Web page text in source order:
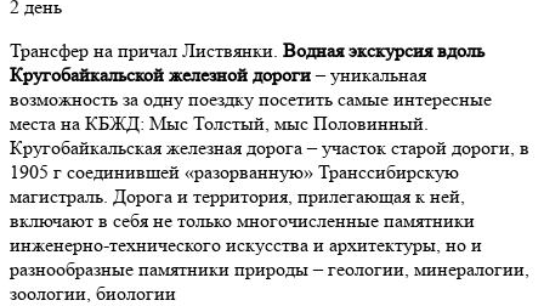
2 день
Трансфер на причал Листвянки. Водная экскурсия вдоль
Кругобайкальской железной дороги– уникальная
возможность за одну поездку посетить самые интересные
места на КБЖД: Мыс Толстый, мыс Половинный.
Кругобайкальская железная дорога – участок старой дороги, в
1905 г соединившей «разорванную» Транссибирскую
магистраль. Дорога и территория, прилегающая к ней,
включают в себя не только многочисленные памятники
инженерно-технического искусства и архитектуры, но и
разнообразные памятники природы – геологии, минералогии,
зоологии, биологии